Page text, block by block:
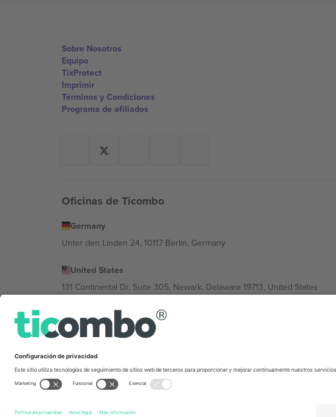
Sobre Nosotros
Equipo
TixProtect
Imprimir
Términos y Condiciones
Programa de afiliados
Oficinas de Ticombo
Germany
Unter den Linden 24, 10117 Berlin, Germany
United States
131 Continental Dr, Suite 305, Newark, Delaware 19713, United States
Bulgaria
Regus Sofia City West, bul Totleben 53-55, 1606 Sofia, Bulgaria
Mexico
Av Chapultepec 360, Roma Norte, Cuauhtémoc, 06700 Ciudad de
pie de imprenta y las condiciones.,
© 2026